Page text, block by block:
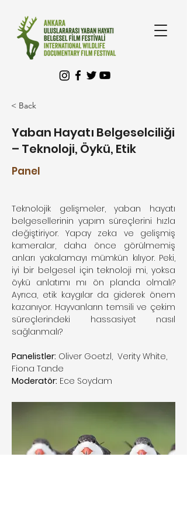
< Back
Yaban Hayatı Belgeselciliği
– Teknoloji, Öykü, Etik
Panel
Teknolojik gelişmeler, yaban hayatı
belgesellerinin yapım süreçlerini hızla
değiştiriyor. Yapay zeka ve gelişmiş
kameralar, daha önce görülmemiş
anları yakalamayı mümkün kılıyor. Peki,
iyi bir belgesel için teknoloji mi, yoksa
öykü anlatımı mı ön planda olmalı?
Ayrıca, etik kaygılar da giderek önem
kazanıyor. Hayvanların temsili ve çekim
süreçlerindeki hassasiyet nasıl
sağlanmalı?
Panelistler: Oliver Goetzl,  Verity White,
Fiona Tande
Moderatör: Ece Soydam